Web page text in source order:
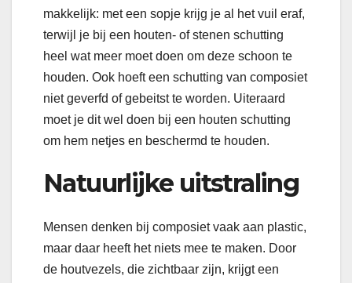
makkelijk: met een sopje krijg je al het vuil eraf,
terwijl je bij een houten- of stenen schutting
heel wat meer moet doen om deze schoon te
houden. Ook hoeft een schutting van composiet
niet geverfd of gebeitst te worden. Uiteraard
moet je dit wel doen bij een houten schutting
om hem netjes en beschermd te houden.
Natuurlijke uitstraling
Mensen denken bij composiet vaak aan plastic,
maar daar heeft het niets mee te maken. Door
de houtvezels, die zichtbaar zijn, krijgt een